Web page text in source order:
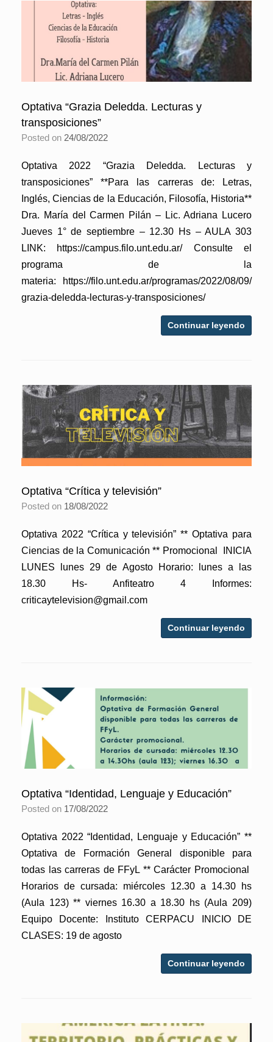
Optativa “Grazia Deledda. Lecturas y
transposiciones”
Posted on 24/08/2022
Optativa 2022 “Grazia Deledda. Lecturas y
transposiciones” **Para las carreras de: Letras,
Inglés, Ciencias de la Educación, Filosofía, Historia**
Dra. María del Carmen Pilán – Lic. Adriana Lucero
Jueves 1° de septiembre – 12.30 Hs – AULA 303
LINK: https://campus.filo.unt.edu.ar/ Consulte el
programa de la
materia: https://filo.unt.edu.ar/programas/2022/08/09/
grazia-deledda-lecturas-y-transposiciones/
Continuar leyendo
Optativa “Crítica y televisión”
Posted on 18/08/2022
Optativa 2022 “Crítica y televisión” ** Optativa para
Ciencias de la Comunicación ** Promocional INICIA
LUNES lunes 29 de Agosto Horario: lunes a las
18.30 Hs- Anfiteatro 4 Informes:
criticaytelevision@gmail.com
Continuar leyendo
Optativa “Identidad, Lenguaje y Educación”
Posted on 17/08/2022
Optativa 2022 “Identidad, Lenguaje y Educación” **
Optativa de Formación General disponible para
todas las carreras de FFyL ** Carácter Promocional
Horarios de cursada: miércoles 12.30 a 14.30 hs
(Aula 123) ** viernes 16.30 a 18.30 hs (Aula 209)
Equipo Docente: Instituto CERPACU INICIO DE
CLASES: 19 de agosto
Continuar leyendo